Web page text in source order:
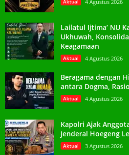
Aktual 4 Agustus 2026
Lailatul Ijtima’ NU
Ukhuwah,
Keagamaan
Aktual 4 Agustus 2026
Beragama dengan
antara Dogma,
Aktual 4 Agustus 2026
Kapolri Ajak
Jenderal Hoegeng
Aktual 3 Agustus 2026